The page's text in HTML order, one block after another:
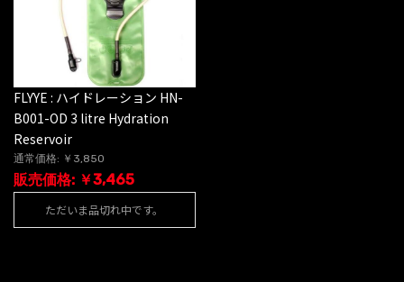
FLYYE : ハイドレーション HN-
B001-OD 3 litre Hydration
Reservoir
通常価格: ￥3,850
販売価格: ￥3,465
ただいま品切れ中です。